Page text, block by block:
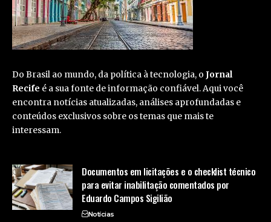
Do Brasil ao mundo, da política à tecnologia, o Jornal
Recife é a sua fonte de informação confiável. Aqui você
encontra notícias atualizadas, análises aprofundadas e
conteúdos exclusivos sobre os temas que mais te
interessam.
Documentos em licitações e o checklist técnico
para evitar inabilitação comentados por
Eduardo Campos Sigilião
Notícias